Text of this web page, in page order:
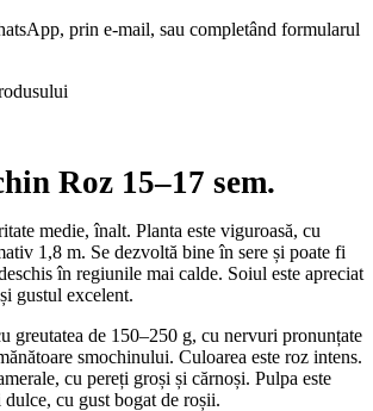
prin e-mail, sau completând formularul
Roz 15–17 sem.
medie, înalt. Planta este viguroasă, cu
1,8 m. Se dezvoltă bine în sere și poate fi
în regiunile mai calde. Soiul este apreciat
gustul excelent.
greutatea de 150–250 g, cu nervuri pronunțate
smochinului. Culoarea este roz intens.
cu pereți groși și cărnoși. Pulpa este
dulce, cu gust bogat de roșii.